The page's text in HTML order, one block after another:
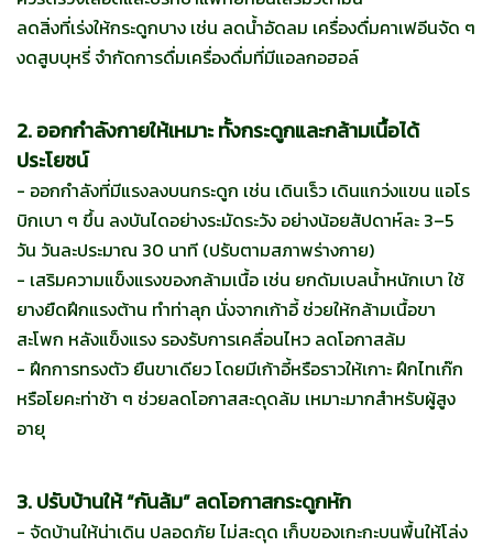
ลดสิ่งที่เร่งให้กระดูกบาง เช่น ลดน้ำอัดลม เครื่องดื่มคาเฟอีนจัด ๆ
งดสูบบุหรี่ จำกัดการดื่มเครื่องดื่มที่มีแอลกอฮอล์
2. ออกกำลังกายให้เหมาะ ทั้งกระดูกและกล้ามเนื้อได้
ประโยชน์
- ออกกำลังที่มีแรงลงบนกระดูก เช่น เดินเร็ว เดินแกว่งแขน แอโร
บิกเบา ๆ ขึ้น ลงบันไดอย่างระมัดระวัง อย่างน้อยสัปดาห์ละ 3–5
วัน วันละประมาณ 30 นาที (ปรับตามสภาพร่างกาย)
- เสริมความแข็งแรงของกล้ามเนื้อ เช่น ยกดัมเบลน้ำหนักเบา ใช้
ยางยืดฝึกแรงต้าน ทำท่าลุก นั่งจากเก้าอี้ ช่วยให้กล้ามเนื้อขา
สะโพก หลังแข็งแรง รองรับการเคลื่อนไหว ลดโอกาสล้ม
- ฝึกการทรงตัว ยืนขาเดียว โดยมีเก้าอี้หรือราวให้เกาะ ฝึกไทเก๊ก
หรือโยคะท่าช้า ๆ ช่วยลดโอกาสสะดุดล้ม เหมาะมากสำหรับผู้สูง
อายุ
3. ปรับบ้านให้ “กันล้ม” ลดโอกาสกระดูกหัก
- จัดบ้านให้น่าเดิน ปลอดภัย ไม่สะดุด เก็บของเกะกะบนพื้นให้โล่ง